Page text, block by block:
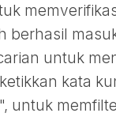
berhasil
untuk
kata
untuk